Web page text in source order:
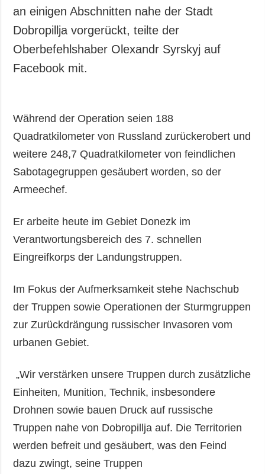
an einigen Abschnitten nahe der Stadt
Dobropillja vorgerückt, teilte der
Oberbefehlshaber Olexandr Syrskyj auf
Facebook mit.
Während der Operation seien 188
Quadratkilometer von Russland zurückerobert und
weitere 248,7 Quadratkilometer von feindlichen
Sabotagegruppen gesäubert worden, so der
Armeechef.
Er arbeite heute im Gebiet Donezk im
Verantwortungsbereich des 7. schnellen
Eingreifkorps der Landungstruppen.
Im Fokus der Aufmerksamkeit stehe Nachschub
der Truppen sowie Operationen der Sturmgruppen
zur Zurückdrängung russischer Invasoren vom
urbanen Gebiet.
„Wir verstärken unsere Truppen durch zusätzliche
Einheiten, Munition, Technik, insbesondere
Drohnen sowie bauen Druck auf russische
Truppen nahe von Dobropillja auf. Die Territorien
werden befreit und gesäubert, was den Feind
dazu zwingt, seine Truppen